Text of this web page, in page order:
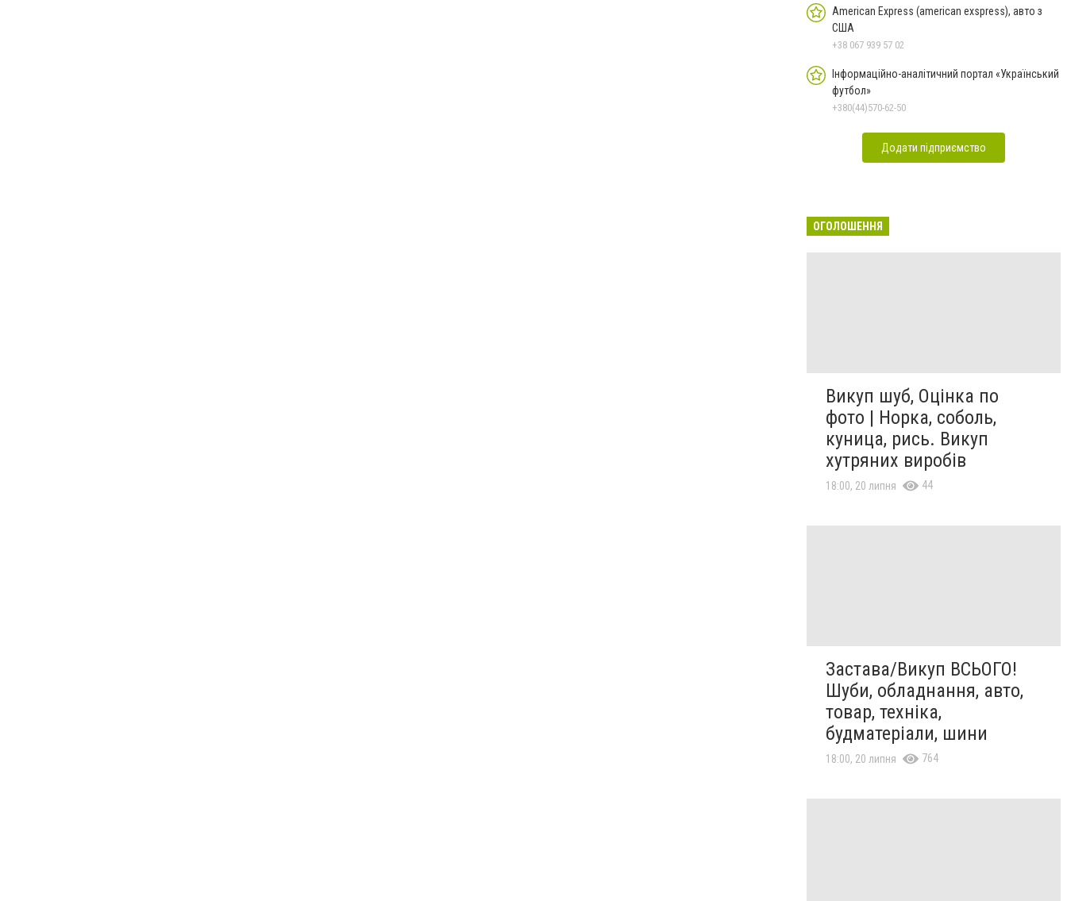
American Express (american exspress), авто з
США
+38 067 939 57 02
Інформаційно-аналітичний портал «Український
футбол»
+380(44)570-62-50
Додати підприємство
ОГОЛОШЕННЯ
Викуп шуб, Оцінка по
фото | Норка, соболь,
куница, рись. Викуп
хутряних виробів
18:00, 20 липня 44
Застава/Викуп ВСЬОГО!
Шуби, обладнання, авто,
товар, техніка,
будматеріали, шини
18:00, 20 липня 764